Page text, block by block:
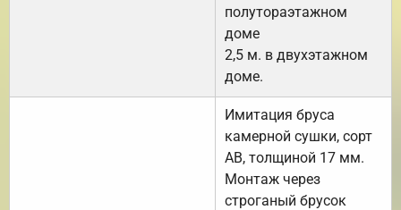
полутораэтажном
доме
2,5 м. в двухэтажном
доме.
Имитация бруса
камерной сушки, сорт
АВ, толщиной 17 мм.
Монтаж через
строганый брусок